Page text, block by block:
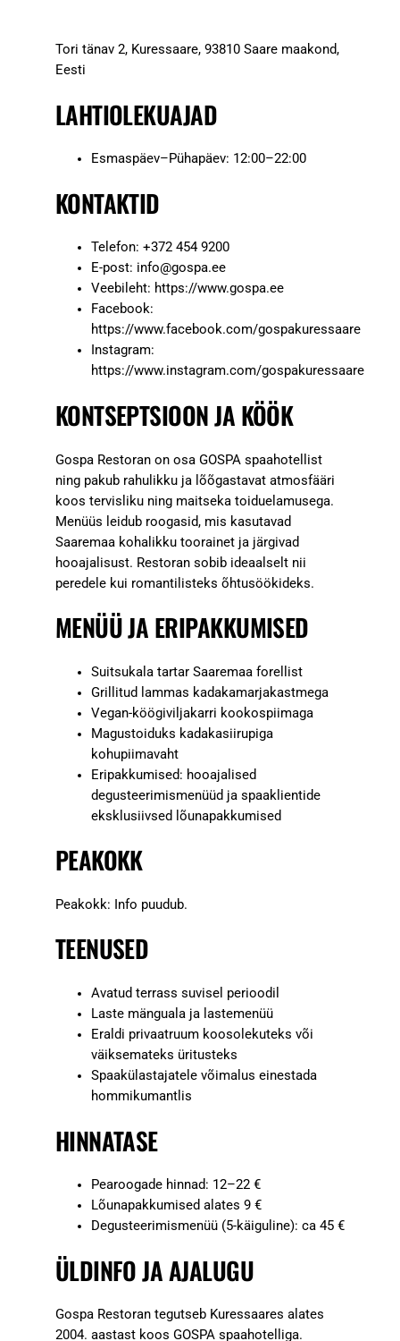
Tori tänav 2, Kuressaare, 93810 Saare maakond,
Eesti
LAHTIOLEKUAJAD
Esmaspäev–Pühapäev: 12:00–22:00
KONTAKTID
Telefon: +372 454 9200
E-post: info@gospa.ee
Veebileht: https://www.gospa.ee
Facebook:
https://www.facebook.com/gospakuressaare
Instagram:
https://www.instagram.com/gospakuressaare
KONTSEPTSIOON JA KÖÖK
Gospa Restoran on osa GOSPA spaahotellist
ning pakub rahulikku ja lõõgastavat atmosfääri
koos tervisliku ning maitseka toiduelamusega.
Menüüs leidub roogasid, mis kasutavad
Saaremaa kohalikku toorainet ja järgivad
hooajalisust. Restoran sobib ideaalselt nii
peredele kui romantilisteks õhtusöökideks.
MENÜÜ JA ERIPAKKUMISED
Suitsukala tartar Saaremaa forellist
Grillitud lammas kadakamarjakastmega
Vegan-köögiviljakarri kookospiimaga
Magustoiduks kadakasiirupiga
kohupiimavaht
Eripakkumised: hooajalised
degusteerimismenüüd ja spaaklientide
eksklusiivsed lõunapakkumised
PEAKOKK
Peakokk: Info puudub.
TEENUSED
Avatud terrass suvisel perioodil
Laste mänguala ja lastemenüü
Eraldi privaatruum koosolekuteks või
väiksemateks üritusteks
Spaakülastajatele võimalus einestada
hommikumantlis
HINNATASE
Pearoogade hinnad: 12–22 €
Lõunapakkumised alates 9 €
Degusteerimismenüü (5-käiguline): ca 45 €
ÜLDINFO JA AJALUGU
Gospa Restoran tegutseb Kuressaares alates
2004. aastast koos GOSPA spaahotelliga.